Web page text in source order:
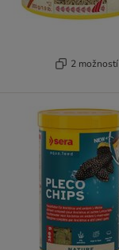
2 možností